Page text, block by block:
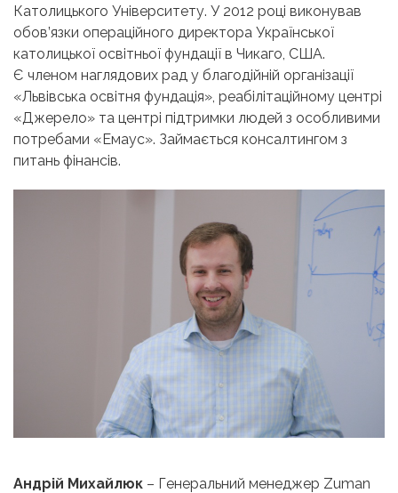
Католицького Університету. У 2012 році виконував
обов’язки операційного директора Української
католицької освітньої фундації в Чикаго, США.
Є членом наглядових рад у благодійній організації
«Львівська освітня фундація», реабілітаційному центрі
«Джерело» та центрі підтримки людей з особливими
потребами «Емаус». Займається консалтингом з
питань фінансів.
Андрій Михайлюк – Генеральний менеджер Zuman